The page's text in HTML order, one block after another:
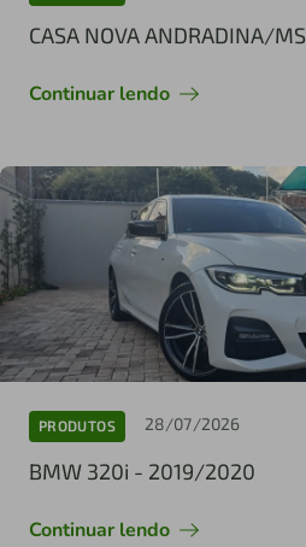
CASA NOVA ANDRADINA/MS
Continuar lendo
PRODUTOS 28/07/2026
BMW 320i - 2019/2020
Continuar lendo